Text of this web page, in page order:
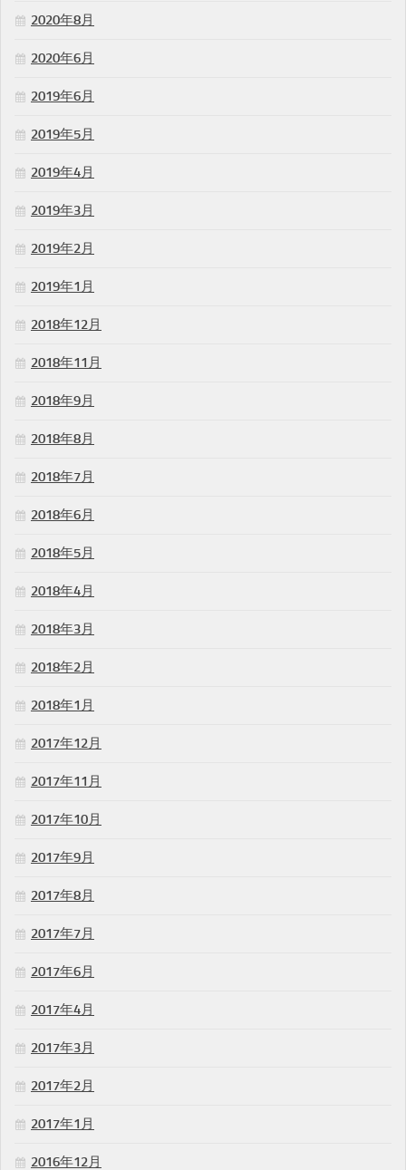
2020年8月
2020年6月
2019年6月
2019年5月
2019年4月
2019年3月
2019年2月
2019年1月
2018年12月
2018年11月
2018年9月
2018年8月
2018年7月
2018年6月
2018年5月
2018年4月
2018年3月
2018年2月
2018年1月
2017年12月
2017年11月
2017年10月
2017年9月
2017年8月
2017年7月
2017年6月
2017年4月
2017年3月
2017年2月
2017年1月
2016年12月